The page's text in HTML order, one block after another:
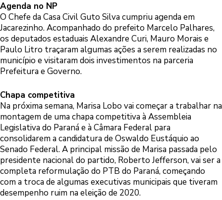
Agenda no NP
O Chefe da Casa Civil Guto Silva cumpriu agenda em
Jacarezinho. Acompanhado do prefeito Marcelo Palhares,
os deputados estaduais Alexandre Curi, Mauro Morais e
Paulo Litro traçaram algumas ações a serem realizadas no
município e visitaram dois investimentos na parceria
Prefeitura e Governo.
Chapa competitiva
Na próxima semana, Marisa Lobo vai começar a trabalhar na
montagem de uma chapa competitiva à Assembleia
Legislativa do Paraná e à Câmara Federal para
consolidarem a candidatura de Oswaldo Eustáquio ao
Senado Federal. A principal missão de Marisa passada pelo
presidente nacional do partido, Roberto Jefferson, vai ser a
completa reformulação do PTB do Paraná, começando
com a troca de algumas executivas municipais que tiveram
desempenho ruim na eleição de 2020.